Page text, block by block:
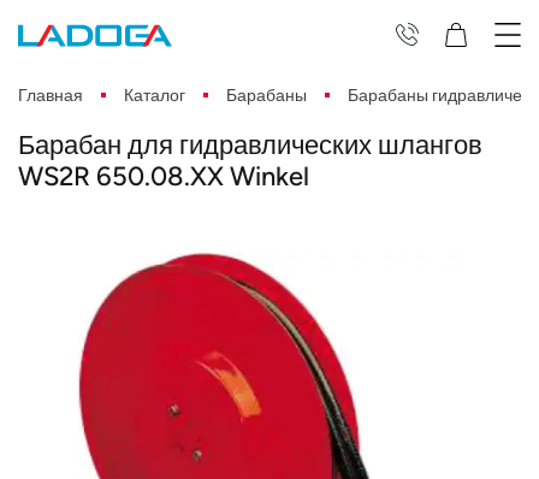
Главная Каталог Барабаны Барабаны
Барабан для гидравлических шлангов
WS2R 650.08.XX Winkel